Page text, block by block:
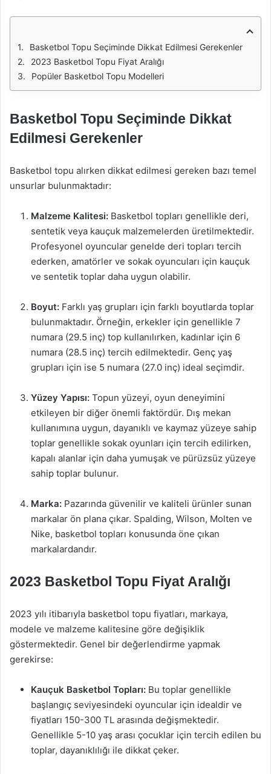
Basketbol Topu Seçiminde Dikkat Edilmesi Gerekenler
2023 Basketbol Topu Fiyat Aralığı
Popüler Basketbol Topu Modelleri
Basketbol Topu Seçiminde Dikkat
Edilmesi Gerekenler
Basketbol topu alırken dikkat edilmesi gereken bazı temel
unsurlar bulunmaktadır:
Malzeme Kalitesi: Basketbol topları genellikle deri,
sentetik veya kauçuk malzemelerden üretilmektedir.
Profesyonel oyuncular genelde deri topları tercih
ederken, amatörler ve sokak oyuncuları için kauçuk
ve sentetik toplar daha uygun olabilir.
Boyut: Farklı yaş grupları için farklı boyutlarda toplar
bulunmaktadır. Örneğin, erkekler için genellikle 7
numara (29.5 inç) top kullanılırken, kadınlar için 6
numara (28.5 inç) tercih edilmektedir. Genç yaş
grupları için ise 5 numara (27.0 inç) ideal seçimdir.
Yüzey Yapısı: Topun yüzeyi, oyun deneyimini
etkileyen bir diğer önemli faktördür. Dış mekan
kullanımına uygun, dayanıklı ve kaymaz yüzeye sahip
toplar genellikle sokak oyunları için tercih edilirken,
kapalı alanlar için daha yumuşak ve pürüzsüz yüzeye
sahip toplar bulunur.
Marka: Pazarında güvenilir ve kaliteli ürünler sunan
markalar ön plana çıkar. Spalding, Wilson, Molten ve
Nike, basketbol topları konusunda öne çıkan
markalardandır.
2023 Basketbol Topu Fiyat Aralığı
2023 yılı itibarıyla basketbol topu fiyatları, markaya,
modele ve malzeme kalitesine göre değişiklik
göstermektedir. Genel bir değerlendirme yapmak
gerekirse:
Kauçuk Basketbol Topları: Bu toplar genellikle
başlangıç seviyesindeki oyuncular için idealdir ve
fiyatları 150-300 TL arasında değişmektedir.
Genellikle 5-10 yaş arası çocuklar için tercih edilen bu
toplar, dayanıklılığı ile dikkat çeker.